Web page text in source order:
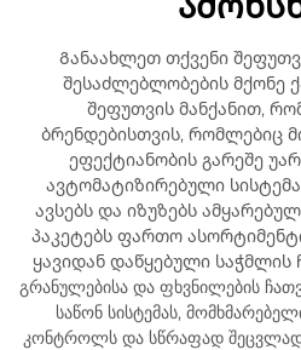
Განაახლეთ თქვენი
შესაძლებლობების მქონე
შეფუთვის მანქანით,
ბრენდებისთვის, რომლებიც
ეფექტიანობის გარეშე
ავტომატიზირებული
ავსებს და იზუზებს
პაკეტებს ფართო
ყავიდან დაწყებული საჭმლის
გრანულებისა და ფხვნილების
საწონ სისტემას,
კონტროლს და სწრაფად შეცვლად